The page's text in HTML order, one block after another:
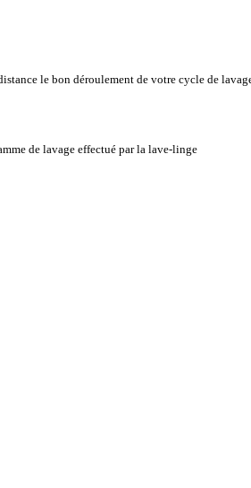
le bon déroulement de votre cycle de
de lavage effectué par la lave-linge